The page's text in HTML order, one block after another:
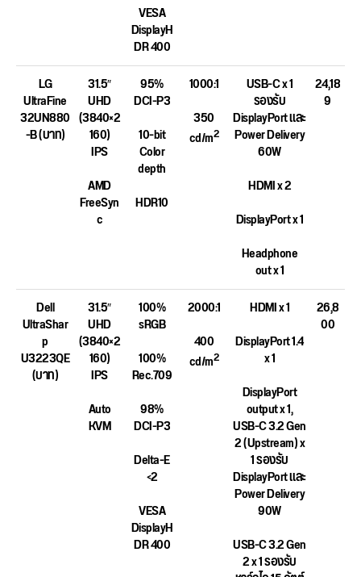
VESA
DisplayH
DR 400
LG
UltraFine
32UN880
-B (บาท)
31.5″
UHD
(3840×2
160)
IPS
AMD
FreeSyn
c
95%
DCI-P3
10-bit
Color
depth
HDR10
1000:1
350
cd/m2
USB-C x 1
รองรับ
DisplayPort และ
Power Delivery
60W
HDMI x 2
DisplayPort x 1
Headphone
out x 1
24,18
9
Dell
UltraShar
p
U3223QE
(บาท)
31.5″
UHD
(3840×2
160)
IPS
Auto
KVM
100%
sRGB
100%
Rec.709
98%
DCI-P3
Delta-E
<2
VESA
DisplayH
DR 400
2000:1
400
cd/m2
HDMI x 1
DisplayPort 1.4
x 1
DisplayPort
output x 1,
USB-C 3.2 Gen
2 (Upstream) x
1 รองรับ
DisplayPort และ
Power Delivery
90W
USB-C 3.2 Gen
2 x 1 รองรับ
26,8
00